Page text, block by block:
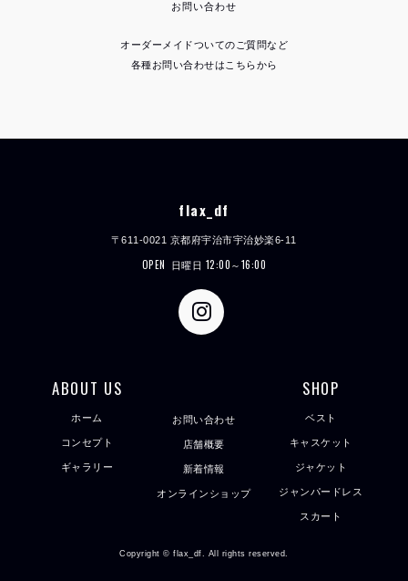
お問い合わせ
オーダーメイドついてのご質問など
各種お問い合わせはこちらから
flax_df
〒611-0021 京都府宇治市宇治妙楽6-11
OPEN 日曜日 12:00～16:00
ABOUT US
ホーム
コンセプト
ギャラリー
お問い合わせ
店舗概要
新着情報
オンラインショップ
SHOP
ベスト
キャスケット
ジャケット
ジャンパードレス
スカート
Copyright © flax_df. All rights reserved.